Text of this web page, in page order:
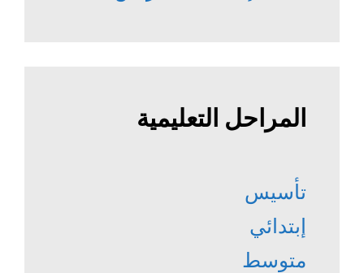
المراحل التعليمية
تأسيس
إبتدائي
متوسط